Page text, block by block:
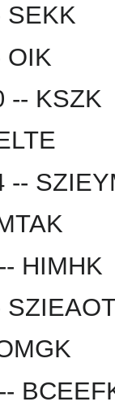
SEKK
OIK
-- KSZK
--
HIMHK